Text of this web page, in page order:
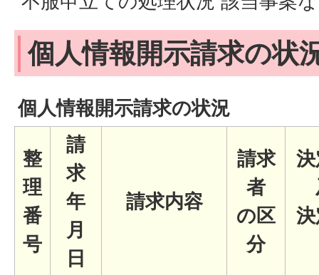
個人情報開示請求の状
個人情報開示請求の状況
整
理
番
号
請
求
年
月
日
請求内容
請求
者
の区
分